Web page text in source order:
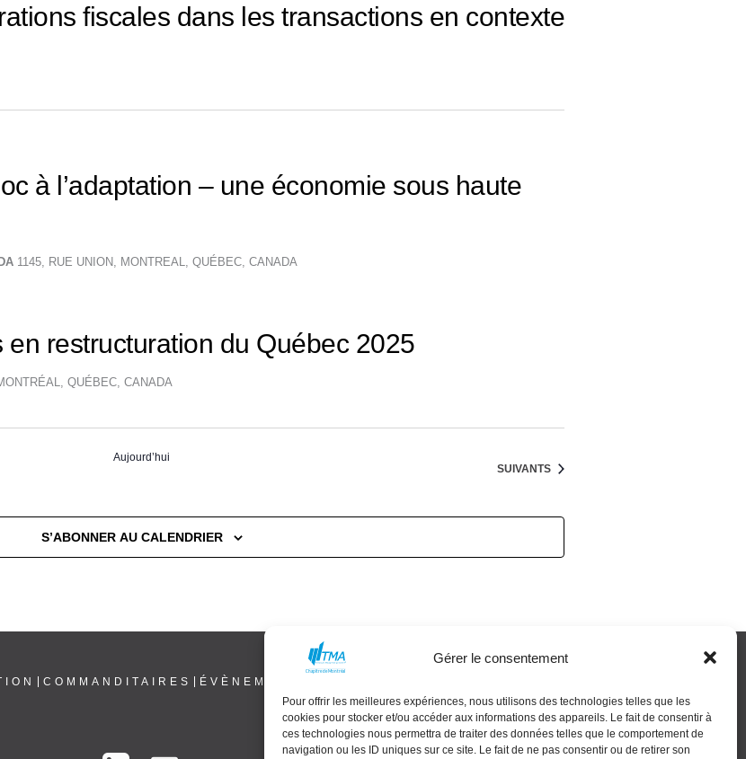
Gérer le consentement
Pour offrir les meilleures expériences, nous utilisons des technologies telles que les
cookies pour stocker et/ou accéder aux informations des appareils. Le fait de consentir à
ces technologies nous permettra de traiter des données telles que le comportement de
navigation ou les ID uniques sur ce site. Le fait de ne pas consentir ou de retirer son
fiscales dans les transactions en contexte
à l’adaptation – une économie sous haute
1145, RUE UNION, MONTREAL, QUÉBEC, CANADA
restructuration du Québec 2025
QUÉBEC, CANADA
Aujourd’hui
ÉVÈNEMENTS
SUIVANTS
S’ABONNER AU CALENDRIER
COMMANDITAIRES ÉVÈNEMENTS